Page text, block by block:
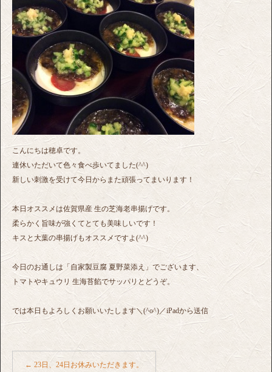
こんにちは穂卓です。
連休いただいて色々食べ歩いてました(^^)
新しい刺激を受けて今日からまた頑張ってまいります！
本日オススメは佐賀県産 生の芝海老串揚げです。
柔らかく旨味が強くてとても美味しいです！
キスと大葉の串揚げもオススメですよ(^^)
今日のお通しは「自家製豆腐 夏野菜添え」でございます、
トマトやキュウリ 生海苔餡でサッパリとどうぞ。
では本日もよろしくお願いいたします＼(^o^)／iPadから送信
← 23日、24日お休みいただきます。